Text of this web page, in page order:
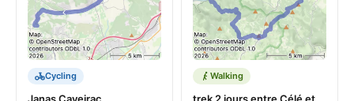
Cycling Walking